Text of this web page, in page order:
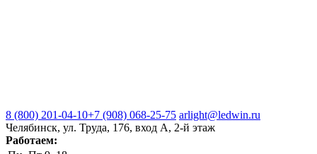
8 (800) 201-04-10+7 (908) 068-25-75 arlight@ledwin.ru
Челябинск, ул. Труда, 176, вход А, 2-й этаж
Работаем: